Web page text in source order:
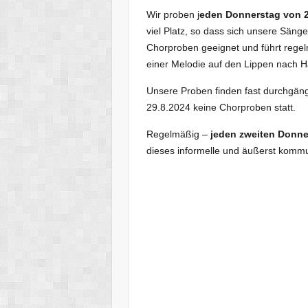
Wir proben jeden Donnerstag von
viel Platz, so dass sich unsere
Chorproben geeignet und führt
einer Melodie auf den Lippen nach
Unsere Proben finden fast
29.8.2024 keine Chorproben statt.
Regelmäßig – jeden zweiten
dieses informelle und äußerst